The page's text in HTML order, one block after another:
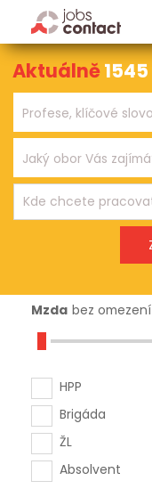
Aktuálně1545
Mzda bez omezení
HPP
Brigáda
ŽL
Absolvent